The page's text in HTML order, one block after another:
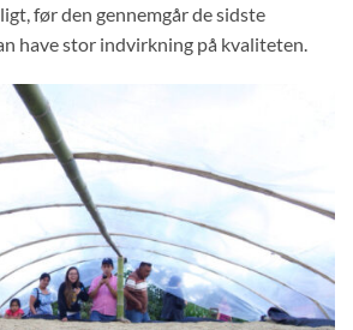
før den gennemgår de sidste
have stor indvirkning på kvaliteten.